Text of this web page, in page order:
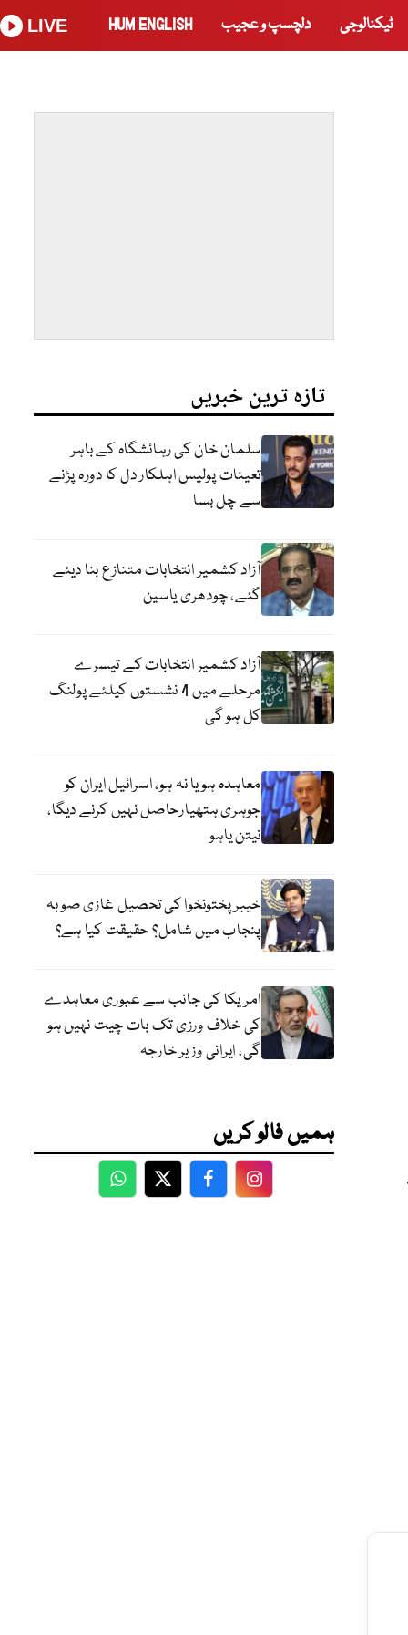
ٹیکنالوجی دلچسپ و عجیب HUM ENGLISH
LIVE
تازہ ترین خبریں
سلمان خان کی رہائشگاہ کے باہر
تعینات پولیس اہلکار دل کا دورہ پڑنے
سے چل بسا
آزاد کشمیر انتخابات متنازع بنا دیئے
گئے، چودھری یاسین
آزاد کشمیر انتخابات کے تیسرے
مرحلے میں 4 نشستوں کیلئے پولنگ
کل ہو گی
معاہدہ ہو یا نہ ہو، اسرائیل ایران کو
جوہری ہتھیارحاصل نہیں کرنے دیگا،
نیتن یاہو
خیبر پختونخوا کی تحصیل غازی صوبہ
پنجاب میں شامل؟ حقیقت کیا ہے؟
امریکا کی جانب سے عبوری معاہدے
کی خلاف ورزی تک بات چیت نہیں ہو
گی، ایرانی وزیر خارجہ
ہمیں فالو کریں
WhatsApp
TwitterFacebookFacebook